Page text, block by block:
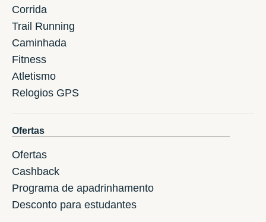
Corrida
Trail Running
Caminhada
Fitness
Atletismo
Relogios GPS
Ofertas
Ofertas
Cashback
Programa de apadrinhamento
Desconto para estudantes